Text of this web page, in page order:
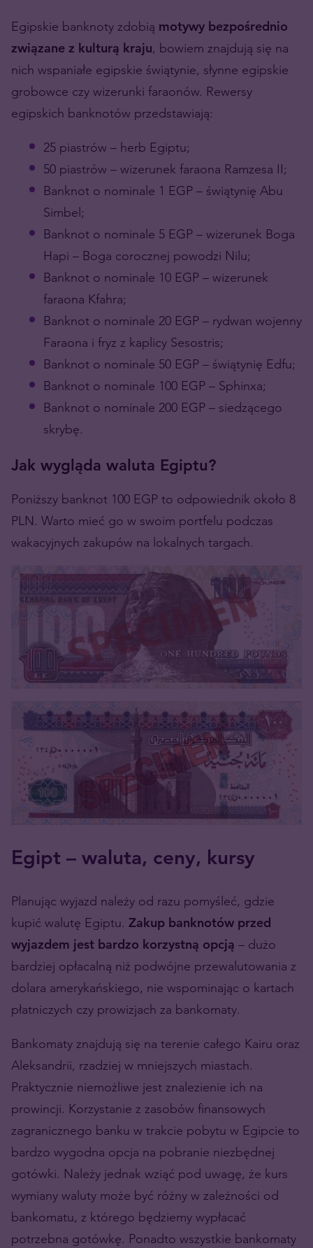
Egipskie banknoty zdobią motywy bezpośrednio
związane z kulturą kraju, bowiem znajdują się na
nich wspaniałe egipskie świątynie, słynne egipskie
grobowce czy wizerunki faraonów. Rewersy
egipskich banknotów przedstawiają:
25 piastrów – herb Egiptu;
50 piastrów – wizerunek faraona Ramzesa II;
Banknot o nominale 1 EGP – świątynię Abu
Simbel;
Banknot o nominale 5 EGP – wizerunek Boga
Hapi – Boga corocznej powodzi Nilu;
Banknot o nominale 10 EGP – wizerunek
faraona Kfahra;
Banknot o nominale 20 EGP – rydwan wojenny
Faraona i fryz z kaplicy Sesostris;
Banknot o nominale 50 EGP – świątynię Edfu;
Banknot o nominale 100 EGP – Sphinxa;
Banknot o nominale 200 EGP – siedzącego
skrybę.
Jak wygląda waluta Egiptu?
Poniższy banknot 100 EGP to odpowiednik około 8
PLN. Warto mieć go w swoim portfelu podczas
wakacyjnych zakupów na lokalnych targach.
Egipt – waluta, ceny, kursy
Planując wyjazd należy od razu pomyśleć, gdzie
kupić walutę Egiptu. Zakup banknotów przed
wyjazdem jest bardzo korzystną opcją – dużo
bardziej opłacalną niż podwójne przewalutowania z
dolara amerykańskiego, nie wspominając o kartach
płatniczych czy prowizjach za bankomaty.
Bankomaty znajdują się na terenie całego Kairu oraz
Aleksandrii, rzadziej w mniejszych miastach.
Praktycznie niemożliwe jest znalezienie ich na
prowincji. Korzystanie z zasobów finansowych
zagranicznego banku w trakcie pobytu w Egipcie to
bardzo wygodna opcja na pobranie niezbędnej
gotówki. Należy jednak wziąć pod uwagę, że kurs
wymiany waluty może być różny w zależności od
bankomatu, z którego będziemy wypłacać
potrzebna gotówkę. Ponadto wszystkie bankomaty